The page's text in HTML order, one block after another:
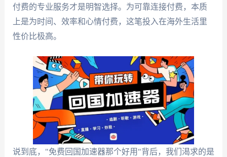
付费的专业服务才是明智选择。为可靠连接付费，本质
上是为时间、效率和心情付费，这笔投入在海外生活里
性价比极高。
说到底，"免费回国加速器那个好用"背后，我们渴求的是